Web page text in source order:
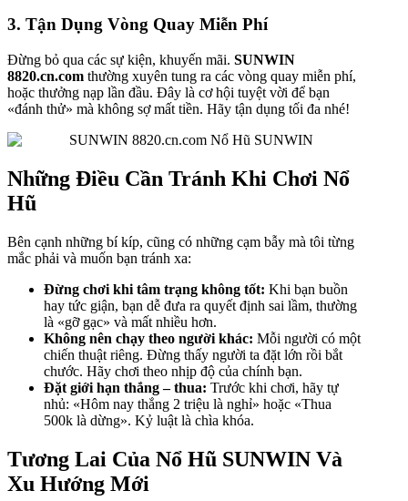
3. Tận Dụng Vòng Quay Miễn Phí
Đừng bỏ qua các sự kiện, khuyến mãi. SUNWIN
8820.cn.com thường xuyên tung ra các vòng quay miễn phí,
hoặc thưởng nạp lần đầu. Đây là cơ hội tuyệt vời để bạn
«đánh thử» mà không sợ mất tiền. Hãy tận dụng tối đa nhé!
Những Điều Cần Tránh Khi Chơi Nổ
Hũ
Bên cạnh những bí kíp, cũng có những cạm bẫy mà tôi từng
mắc phải và muốn bạn tránh xa:
Đừng chơi khi tâm trạng không tốt: Khi bạn buồn
hay tức giận, bạn dễ đưa ra quyết định sai lầm, thường
là «gỡ gạc» và mất nhiều hơn.
Không nên chạy theo người khác: Mỗi người có một
chiến thuật riêng. Đừng thấy người ta đặt lớn rồi bắt
chước. Hãy chơi theo nhịp độ của chính bạn.
Đặt giới hạn thắng – thua: Trước khi chơi, hãy tự
nhủ: «Hôm nay thắng 2 triệu là nghỉ» hoặc «Thua
500k là dừng». Kỷ luật là chìa khóa.
Tương Lai Của Nổ Hũ SUNWIN Và
Xu Hướng Mới